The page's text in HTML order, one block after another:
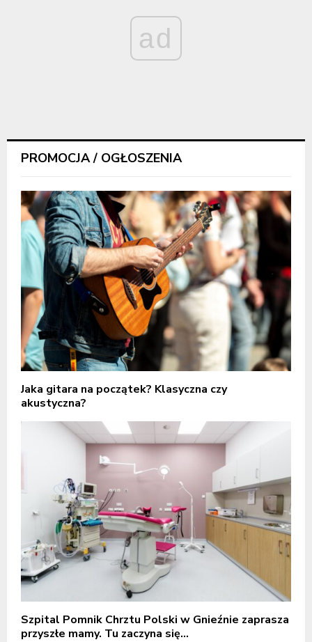
ad
PROMOCJA / OGŁOSZENIA
Jaka gitara na początek? Klasyczna czy
akustyczna?
Szpital Pomnik Chrztu Polski w Gnieźnie zaprasza
przyszłe mamy. Tu zaczyna się...